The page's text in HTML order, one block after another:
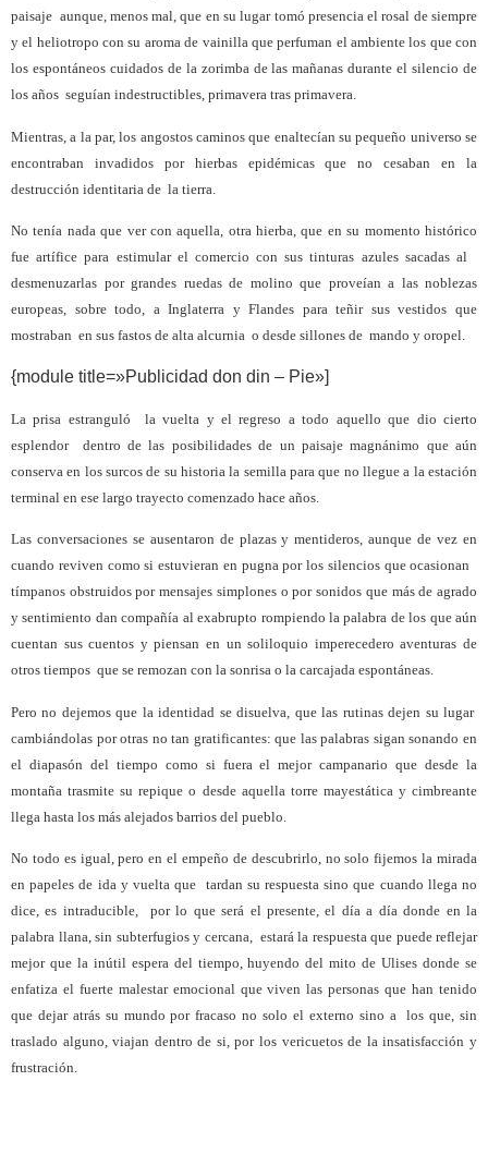
paisaje aunque, menos mal, que en su lugar tomó presencia el rosal de siempre
y el heliotropo con su aroma de vainilla que perfuman el ambiente los que con
los espontáneos cuidados de la zorimba de las mañanas durante el silencio de
los años seguían indestructibles, primavera tras primavera.
Mientras, a la par, los angostos caminos que enaltecían su pequeño universo se
encontraban invadidos por hierbas epidémicas que no cesaban en la
destrucción identitaria de la tierra.
No tenía nada que ver con aquella, otra hierba, que en su momento histórico
fue artífice para estimular el comercio con sus tinturas azules sacadas al
desmenuzarlas por grandes ruedas de molino que proveían a las noblezas
europeas, sobre todo, a Inglaterra y Flandes para teñir sus vestidos que
mostraban en sus fastos de alta alcurnia o desde sillones de mando y oropel.
{module title=»Publicidad don din – Pie»]
La prisa estranguló
la vuelta y el regreso a todo aquello que dio cierto
esplendor
dentro de las posibilidades de un paisaje magnánimo que aún
conserva en los surcos de su historia la semilla para que no llegue a la estación
terminal en ese largo trayecto comenzado hace años.
Las conversaciones se ausentaron de plazas y mentideros, aunque de vez en
cuando reviven como si estuvieran en pugna por los silencios que ocasionan
tímpanos obstruidos por mensajes simplones o por sonidos que más de agrado
y sentimiento dan compañía al exabrupto rompiendo la palabra de los que aún
cuentan sus cuentos y piensan en un soliloquio imperecedero aventuras de
otros tiempos que se remozan con la sonrisa o la carcajada espontáneas.
Pero no dejemos que la identidad se disuelva, que las rutinas dejen su lugar
cambiándolas por otras no tan gratificantes: que las palabras sigan sonando en
el diapasón del tiempo como si fuera el mejor campanario que desde la
montaña trasmite su repique o desde aquella torre mayestática y cimbreante
llega hasta los más alejados barrios del pueblo.
No todo es igual, pero en el empeño de descubrirlo, no solo fijemos la mirada
en papeles de ida y vuelta que tardan su respuesta sino que cuando llega no
dice, es intraducible,
por lo que será el presente, el día a día donde en la
palabra llana, sin subterfugios y cercana, estará la respuesta que puede reflejar
mejor que la inútil espera del tiempo, huyendo del mito de Ulises donde se
enfatiza el fuerte malestar emocional que viven las personas que han tenido
que dejar atrás su mundo por fracaso no solo el externo sino a
los que, sin
traslado alguno, viajan dentro de si, por los vericuetos de la insatisfacción y
frustración.